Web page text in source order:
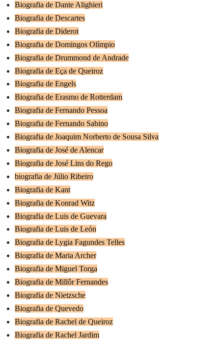
Biografia de Dante Alighieri
Biografia de Descartes
Biografia de Diderot
Biografia de Domingos Olímpio
Biografia de Drummond de Andrade
Biografia de Eça de Queiroz
Biografia de Engels
Biografia de Erasmo de Rotterdam
Biografia de Fernando Pessoa
Biografia de Fernando Sabino
Biografia de Joaquim Norberto de Sousa Silva
Biografia de José de Alencar
Biografia de José Lins do Rego
biografia de Júlio Ribeiro
Biografia de Kant
Biografia de Konrad Witz
Biografia de Luis de Guevara
Biografia de Luis de León
Biografia de Lygia Fagundes Telles
Biografia de Maria Archer
Biografia de Miguel Torga
Biografia de Millôr Fernandes
Biografia de Nietzsche
Biografia de Quevedo
Biografia de Rachel de Queiroz
Biografia de Rachel Jardim